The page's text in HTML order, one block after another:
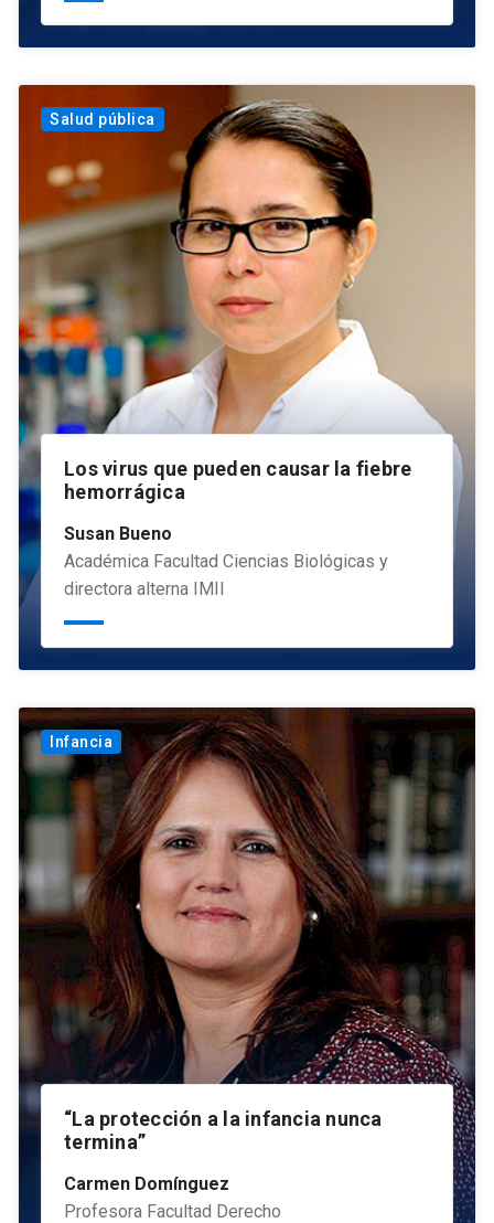
Salud pública
Los virus que pueden causar la fiebre
hemorrágica
Susan Bueno
Académica Facultad Ciencias Biológicas y
directora alterna IMII
Infancia
“La protección a la infancia nunca
termina”
Carmen Domínguez
Profesora Facultad Derecho